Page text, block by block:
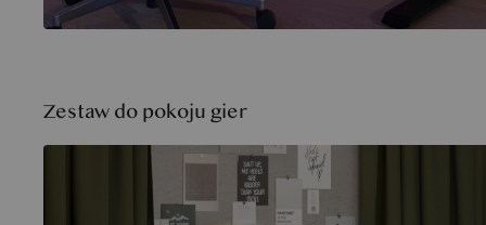
Zestaw do pokoju gier